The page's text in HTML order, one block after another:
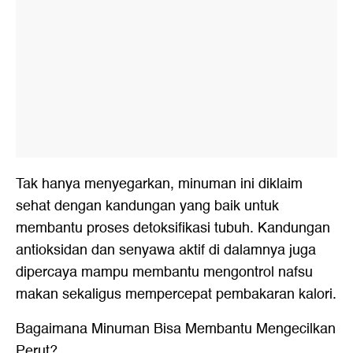
Tak hanya menyegarkan, minuman ini diklaim
sehat dengan kandungan yang baik untuk
membantu proses detoksifikasi tubuh. Kandungan
antioksidan dan senyawa aktif di dalamnya juga
dipercaya mampu membantu mengontrol nafsu
makan sekaligus mempercepat pembakaran kalori.
Bagaimana Minuman Bisa Membantu Mengecilkan